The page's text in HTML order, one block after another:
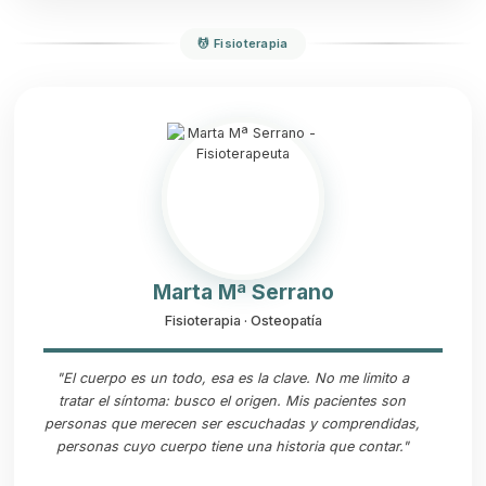
💆 Fisioterapia
Marta Mª Serrano
Fisioterapia · Osteopatía
"El cuerpo es un todo, esa es la clave. No me limito a
tratar el síntoma: busco el origen. Mis pacientes son
personas que merecen ser escuchadas y comprendidas,
personas cuyo cuerpo tiene una historia que contar."